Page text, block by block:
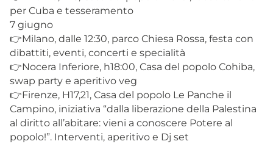
per Cuba e tesseramento
7 giugno
👉Milano, dalle 12:30, parco Chiesa Rossa, festa con
dibattiti, eventi, concerti e specialità
👉Nocera Inferiore, h18:00, Casa del popolo Cohiba,
swap party e aperitivo veg
👉Firenze, H17,21, Casa del popolo Le Panche il
Campino, iniziativa “dalla liberazione della Palestina
al diritto all’abitare: vieni a conoscere Potere al
popolo!”. Interventi, aperitivo e Dj set